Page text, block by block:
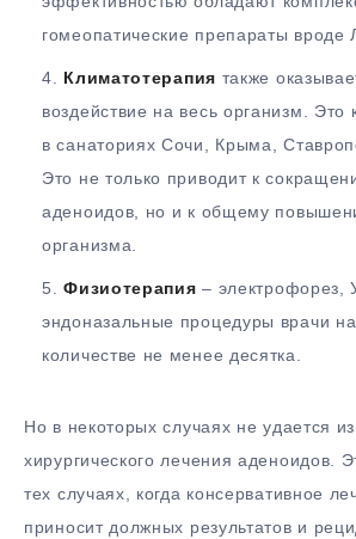
гомеопатические препараты вроде
Климатотерапия также
воздействие на весь организм. Это
в санаториях Сочи, Крыма,
Это не только приводит к
аденоидов, но и к общему
организма.
Физиотерапия –
эндоназальные процедуры врачи
количестве не менее десятка.
Но в некоторых случаях не удается
хирургического лечения аденоидов.
тех случаях, когда консервативное
приносит должных результатов и